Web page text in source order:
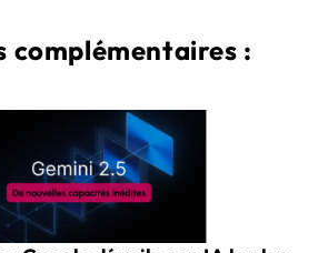
complémentaires :